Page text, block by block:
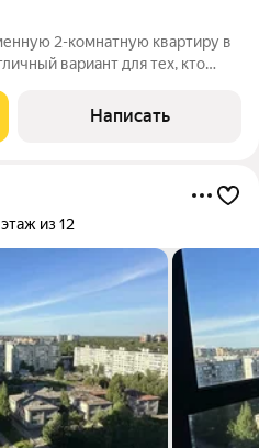
2-комнатную квартиру в
вариант для тех, кто
техника. Характеристики:
Написать
этаж из 12